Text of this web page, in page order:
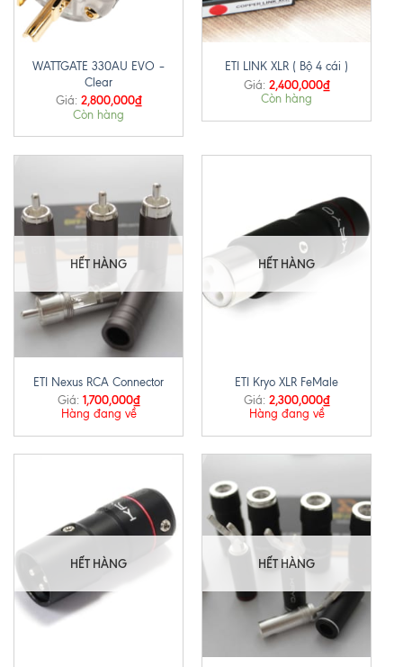
WATTGATE 330AU EVO –
Clear
Giá: 2,800,000₫
Còn hàng
ETI LINK XLR ( Bộ 4 cái )
Giá: 2,400,000₫
Còn hàng
HẾT HÀNG
ETI Nexus RCA Connector
Giá: 1,700,000₫
Hàng đang về
HẾT HÀNG
ETI Kryo XLR FeMale
Giá: 2,300,000₫
Hàng đang về
HẾT HÀNG HẾT HÀNG